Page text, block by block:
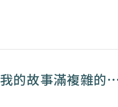
我的故事滿複雜